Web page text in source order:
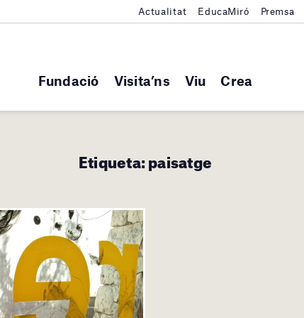
Fundació Visita’ns Viu Crea
Actualitat EducaMiró Premsa
Etiqueta:paisatge